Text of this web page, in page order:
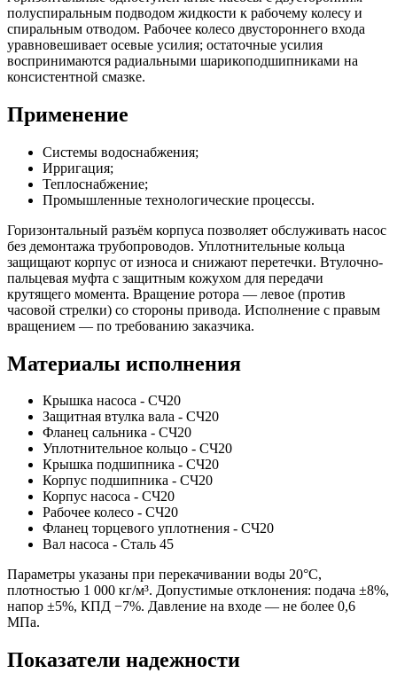
полуспиральным подводом жидкости к рабочему колесу и
спиральным отводом. Рабочее колесо двустороннего входа
уравновешивает осевые усилия; остаточные усилия
воспринимаются радиальными шарикоподшипниками на
консистентной смазке.
Применение
Системы водоснабжения;
Ирригация;
Теплоснабжение;
Промышленные технологические процессы.
Горизонтальный разъём корпуса позволяет обслуживать насос
без демонтажа трубопроводов. Уплотнительные кольца
защищают корпус от износа и снижают перетечки. Втулочно-
пальцевая муфта с защитным кожухом для передачи
крутящего момента. Вращение ротора — левое (против
часовой стрелки) со стороны привода. Исполнение с правым
вращением — по требованию заказчика.
Материалы исполнения
Крышка насоса - СЧ20
Защитная втулка вала - СЧ20
Фланец сальника - СЧ20
Уплотнительное кольцо - СЧ20
Крышка подшипника - СЧ20
Корпус подшипника - СЧ20
Корпус насоса - СЧ20
Рабочее колесо - СЧ20
Фланец торцевого уплотнения - СЧ20
Вал насоса - Сталь 45
Параметры указаны при перекачивании воды 20°С,
плотностью 1 000 кг/м³. Допустимые отклонения: подача ±8%,
напор ±5%, КПД −7%. Давление на входе — не более 0,6
МПа.
Показатели надежности